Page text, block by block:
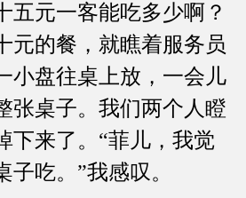
五元一客能吃多少啊？
元的餐，就瞧着服务员
小盘往桌上放，一会儿
张桌子。我们两个人瞪
下来了。“菲儿，我觉
吃。”我感叹。